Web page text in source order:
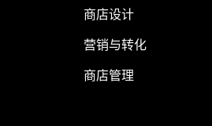
商店设计
营销与转化
商店管理